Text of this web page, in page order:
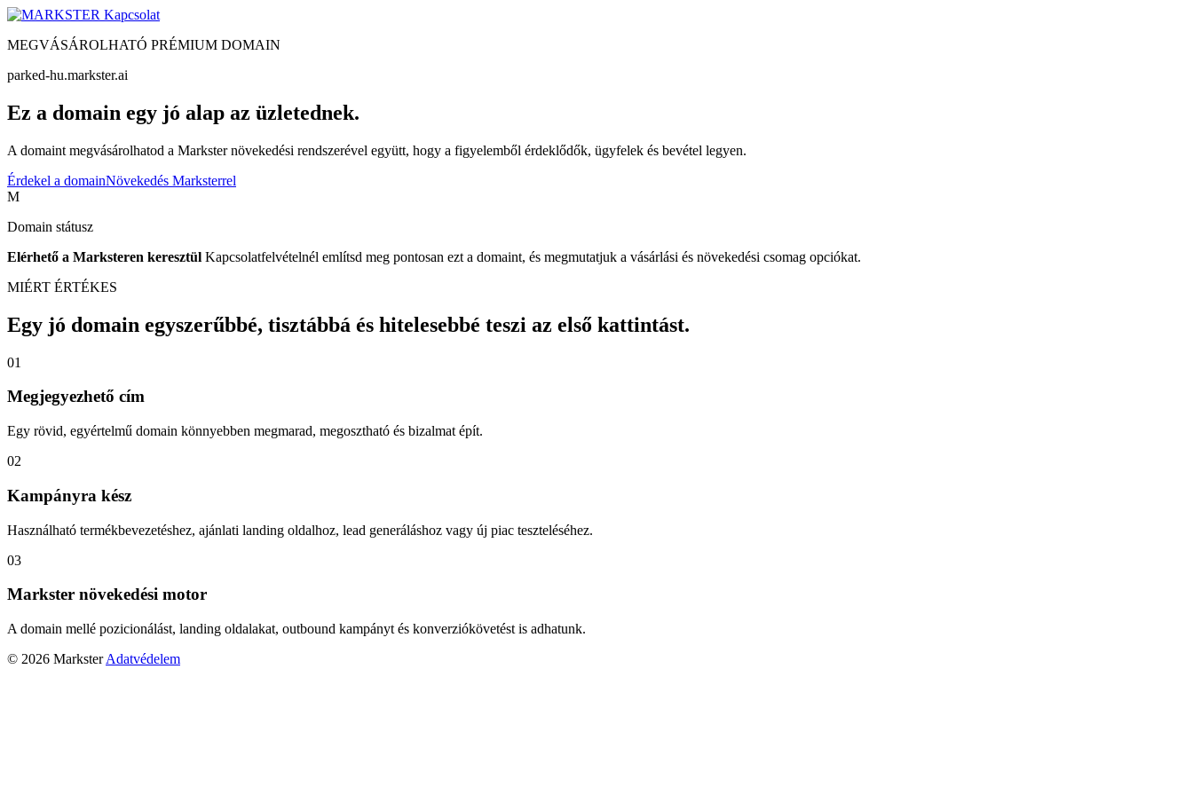
Kapcsolat
MEGVÁSÁROLHATÓ PRÉMIUM DOMAIN
parked-hu.markster.ai
Ez a domain egy jó alap az üzletednek.
A domaint megvásárolhatod a Markster növekedési rendszerével együtt, hogy a figyelemből érdeklődők, ügyfelek és bevétel legyen.
Érdekel a domainNövekedés Marksterrel
M
Domain státusz
Elérhető a Marksteren keresztül Kapcsolatfelvételnél említsd meg pontosan ezt a domaint, és megmutatjuk a vásárlási és növekedési csomag opciókat.
MIÉRT ÉRTÉKES
Egy jó domain egyszerűbbé, tisztábbá és hitelesebbé teszi az első kattintást.
01
Megjegyezhető cím
Egy rövid, egyértelmű domain könnyebben megmarad, megosztható és bizalmat épít.
02
Kampányra kész
Használható termékbevezetéshez, ajánlati landing oldalhoz, lead generáláshoz vagy új piac teszteléséhez.
03
Markster növekedési motor
A domain mellé pozicionálást, landing oldalakat, outbound kampányt és konverziókövetést is adhatunk.
© 2026 Markster Adatvédelem